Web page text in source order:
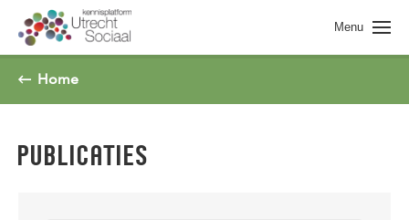
Spring naar pagina inhoud
Menu
Home
PUBLICATIES